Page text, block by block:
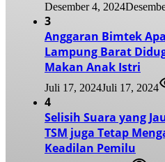
Desember 4, 2024
3
Anggaran Bimtek
Lampung Barat
Makan Anak Istri
Juli 17, 2024Juli 17, 2024
4
Selisih Suara yang
TSM juga Tetap
Keadilan Pemilu